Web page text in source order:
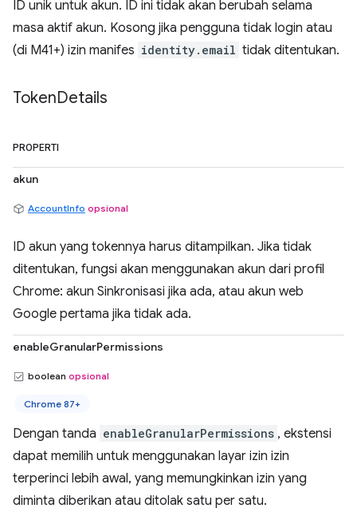
ID unik untuk akun. ID ini tidak akan berubah selama
masa aktif akun. Kosong jika pengguna tidak login atau
(di M41+) izin manifes identity.email tidak ditentukan.
TokenDetails
PROPERTI
akun
AccountInfo opsional
ID akun yang tokennya harus ditampilkan. Jika tidak
ditentukan, fungsi akan menggunakan akun dari profil
Chrome: akun Sinkronisasi jika ada, atau akun web
Google pertama jika tidak ada.
enableGranularPermissions
boolean opsional
Chrome 87+
Dengan tanda enableGranularPermissions , ekstensi
dapat memilih untuk menggunakan layar izin izin
terperinci lebih awal, yang memungkinkan izin yang
diminta diberikan atau ditolak satu per satu.